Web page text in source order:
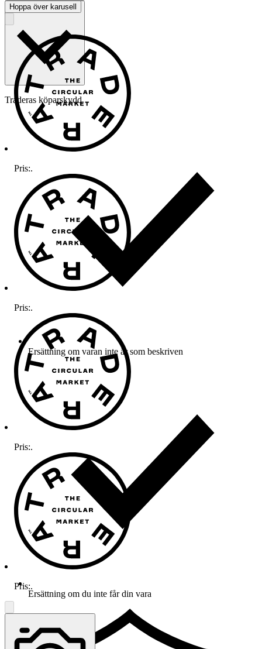
BetalningVia Tradera
Traderas köparskydd
Ersättning om varan inte är som beskriven
Ersättning om du inte får din vara
Hoppa över karusell
Pris:.
Pris:.
Pris:.
Pris:.